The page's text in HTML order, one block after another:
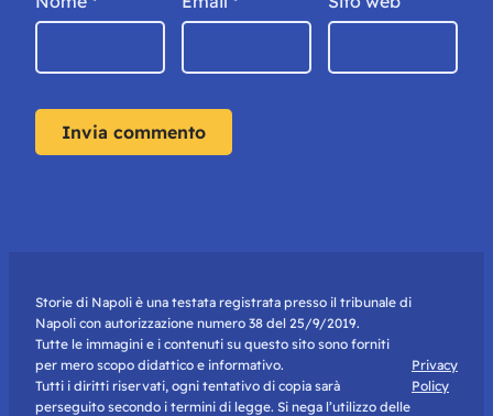
Storie di Napoli è una testata registrata presso il tribunale di
Napoli con autorizzazione numero 38 del 25/9/2019.
Tutte le immagini e i contenuti su questo sito sono forniti
per mero scopo didattico e informativo.
Tutti i diritti riservati, ogni tentativo di copia sarà
perseguito secondo i termini di legge. Si nega l’utilizzo delle
Privacy
Policy